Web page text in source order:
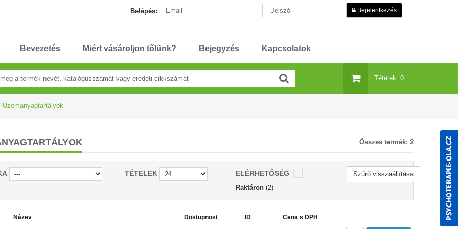
Belépés: Bejelentkezés
Bevezetés Miért vásároljon tőlünk? Bejegyzés Kapcsolatok
Tételek: 0
Üzemanyagtartályok
Összes termék: 2
TÉTELEK ELÉRHETŐSÉG
Raktáron (2)
Szűrő visszaállítása
Název Dostupnost ID Cena s DPH